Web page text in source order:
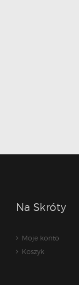
Na Skróty
Moje konto
Koszyk